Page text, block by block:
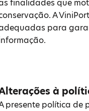
finalidades que
A
para
à
presente política de